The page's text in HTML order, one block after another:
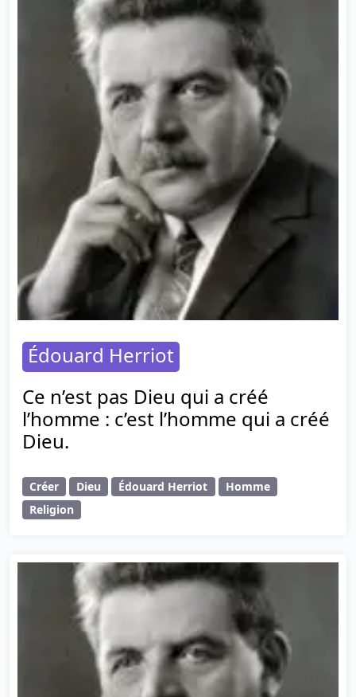
Édouard Herriot
Ce n’est pas Dieu qui a créé
l’homme : c’est l’homme qui a créé
Dieu.
Créer Dieu Édouard Herriot
Homme
Religion